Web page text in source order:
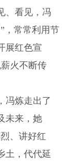
看见，冯
，常常利用节
展红色宣
火不断传
炼走出了
未来，她
、讲好红
土，代代延